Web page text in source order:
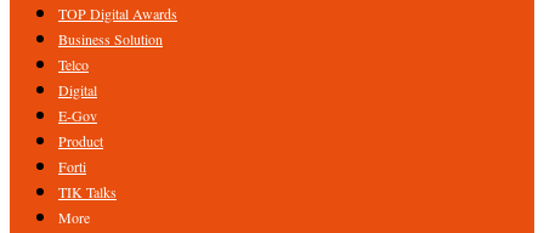
TOP Digital Awards
Business Solution
Telco
Digital
E-Gov
Product
Forti
TIK Talks
More